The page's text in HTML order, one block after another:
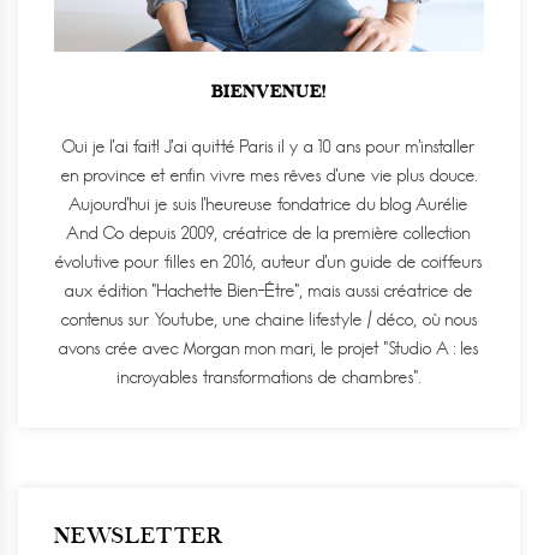
BIENVENUE!
Oui je l'ai fait! J'ai quitté Paris il y a 10 ans pour m'installer
en province et enfin vivre mes rêves d'une vie plus douce.
Aujourd'hui je suis l'heureuse fondatrice du blog Aurélie
And Co depuis 2009, créatrice de la première collection
évolutive pour filles en 2016, auteur d'un guide de coiffeurs
aux édition "Hachette Bien-Être", mais aussi créatrice de
contenus sur Youtube, une chaine lifestyle / déco, où nous
avons crée avec Morgan mon mari, le projet "Studio A : les
incroyables transformations de chambres".
NEWSLETTER